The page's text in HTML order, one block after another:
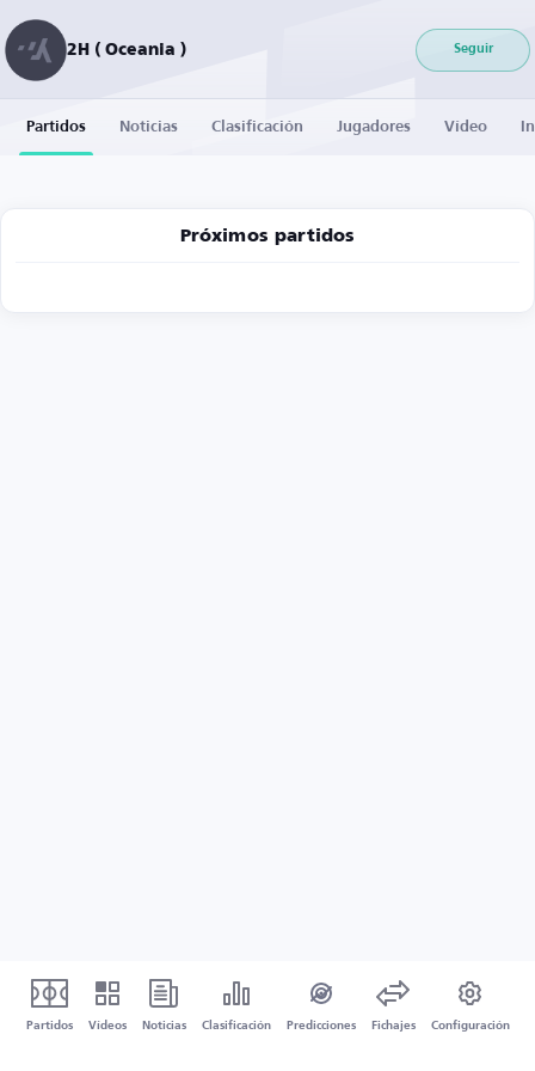
2H ( Oceania ) Seguir
Partidos Noticias Clasificación Jugadores Vídeo
Próximos partidos
Partidos Vídeos Noticias Clasificación Predicciones Fichajes Configuración